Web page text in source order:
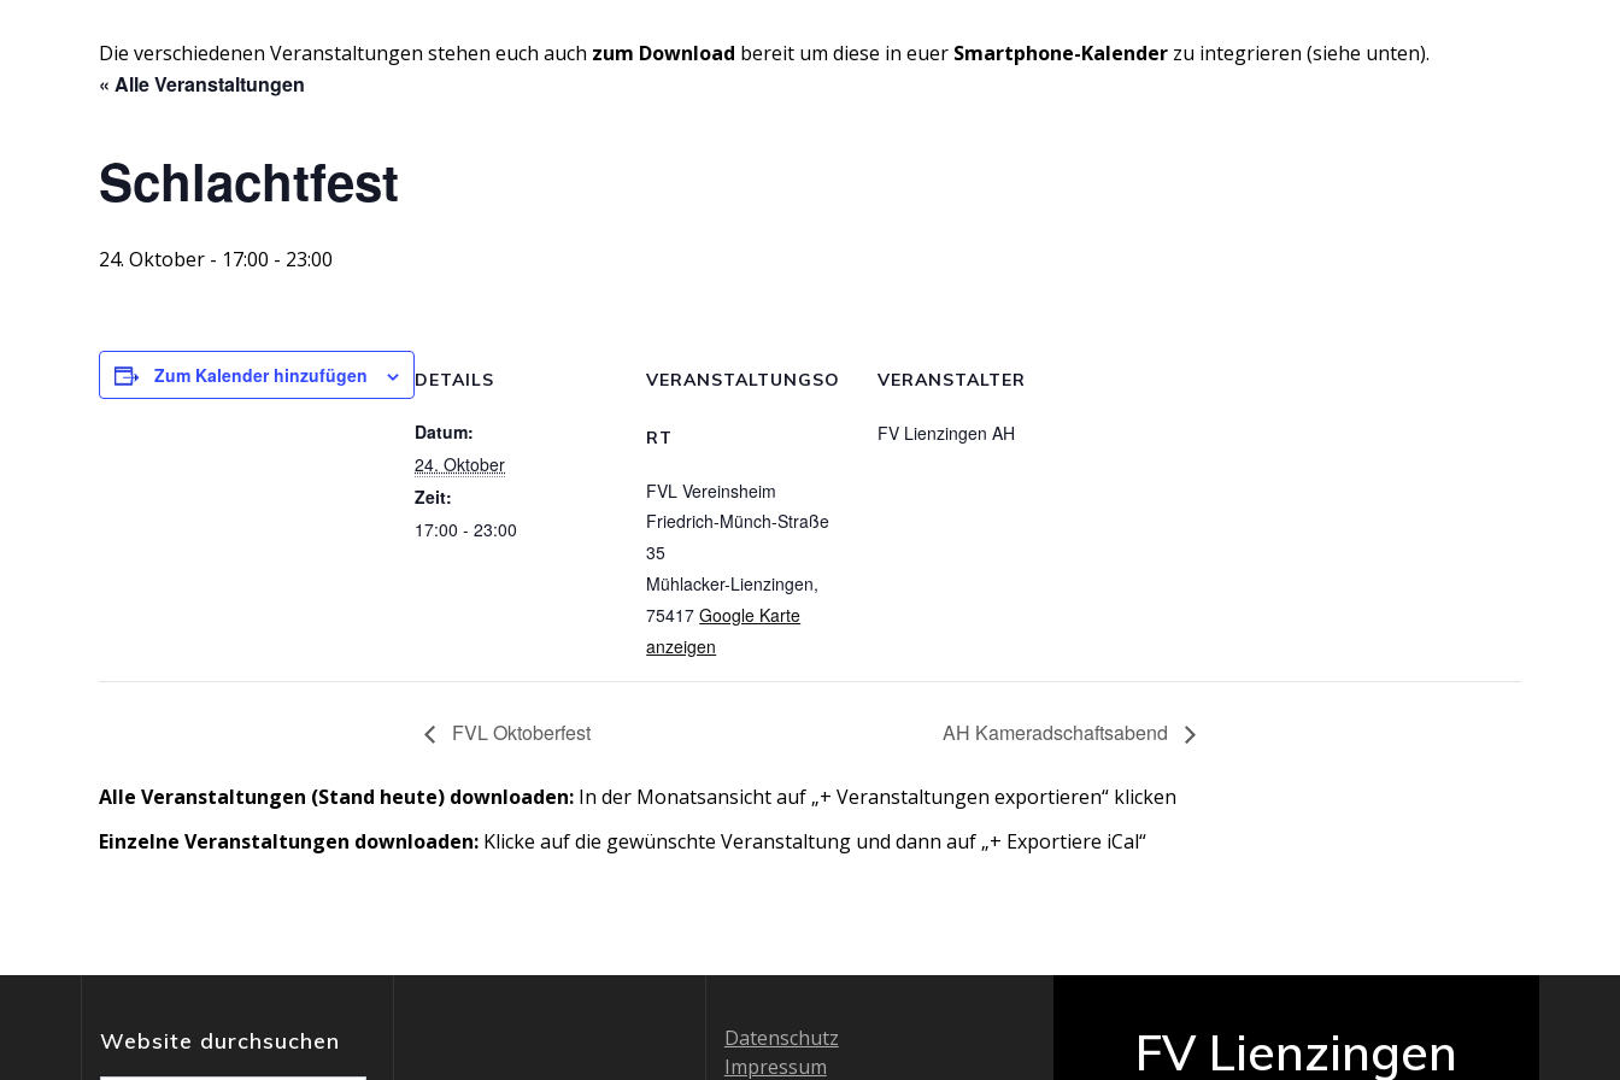
Die verschiedenen Veranstaltungen stehen euch auch zum Download bereit um diese in euer Smartphone-Kalender zu integrieren (siehe unten).
« Alle Veranstaltungen
Schlachtfest
24. Oktober - 17:00 - 23:00
Zum Kalender hinzufügen DETAILS
Datum:
24. Oktober
Zeit:
17:00 - 23:00
VERANSTALTUNGSO
RT
FVL Vereinsheim
Friedrich-Münch-Straße
35
Mühlacker-Lienzingen,
75417 Google Karte
anzeigen
VERANSTALTER
FV Lienzingen AH
FVL Oktoberfest AH Kameradschaftsabend
Alle Veranstaltungen (Stand heute) downloaden: In der Monatsansicht auf „+ Veranstaltungen exportieren“ klicken
Einzelne Veranstaltungen downloaden: Klicke auf die gewünschte Veranstaltung und dann auf „+ Exportiere iCal“
Website durchsuchen
Datenschutz
Impressum
FV Lienzingen